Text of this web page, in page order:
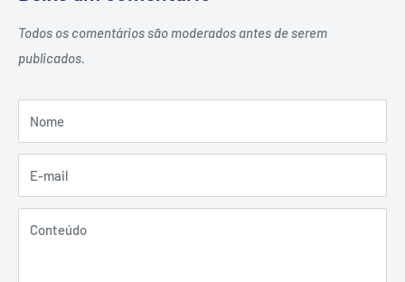
Todos os comentários são moderados antes de serem
publicados.
Nome
E-mail
Conteúdo